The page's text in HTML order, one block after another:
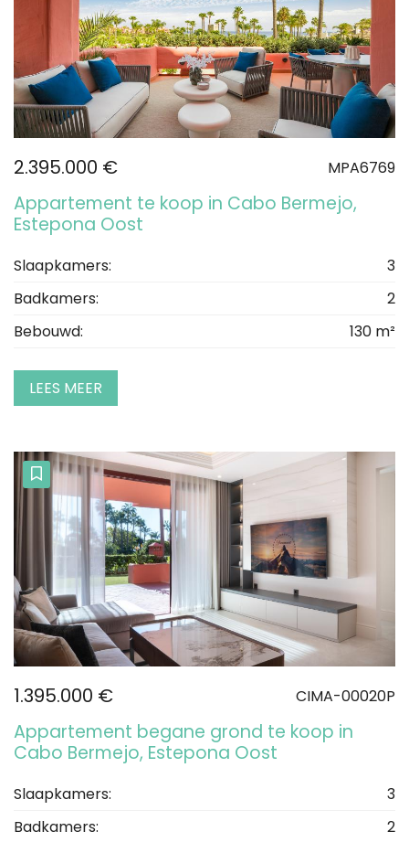
2.395.000 € MPA6769
Appartement te koop in Cabo Bermejo,
Estepona Oost
Slaapkamers:
3
Badkamers:
2
Bebouwd:
130 m²
LEES MEER
1.395.000 € CIMA-00020P
Appartement begane grond te koop in
Cabo Bermejo, Estepona Oost
Slaapkamers:
3
Badkamers:
2